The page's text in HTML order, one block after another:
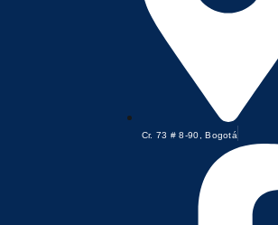
Cr. 73 # 8-90, Bogotá